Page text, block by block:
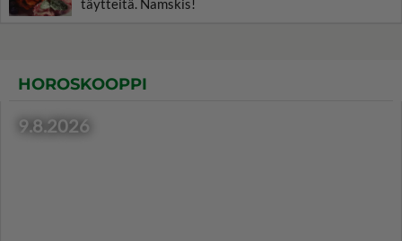
täytteitä. Namskis!
HOROSKOOPPI
9.8.2026